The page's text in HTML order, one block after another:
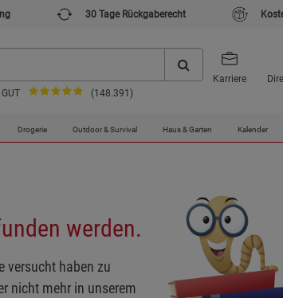
30 Tage Rückgaberecht
(148.391)
Karriere
Drogerie Outdoor & Survival Haus & Garten Kalender
werden.
versucht haben zu
nicht mehr in unserem